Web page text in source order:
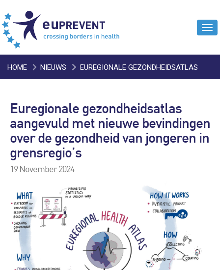
HOME NIEUWS EUREGIONALE GEZONDHEIDSATLAS
GEZONDHEID VAN JONGEREN IN GRENSREGIO’S
Euregionale gezondheidsatlas
aangevuld met nieuwe bevindingen
over de gezondheid van jongeren in
grensregio’s
19 November 2024